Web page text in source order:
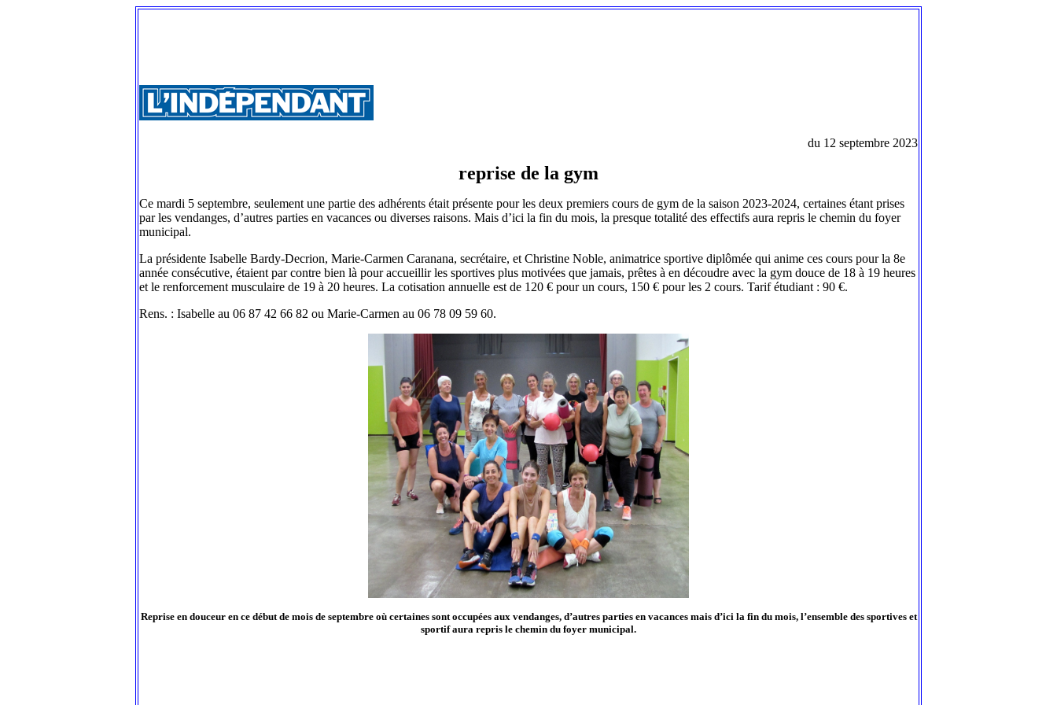
du 12 septembre 2023
reprise de la gym
Ce mardi 5 septembre, seulement une partie des adhérents était présente pour les deux premiers cours de gym de la saison 2023-2024, certaines étant prises
par les vendanges, d’autres parties en vacances ou diverses raisons. Mais d’ici la fin du mois, la presque totalité des effectifs aura repris le chemin du foyer
municipal.
La présidente Isabelle Bardy-Decrion, Marie-Carmen Caranana, secrétaire, et Christine Noble, animatrice sportive diplômée qui anime ces cours pour la 8e
année consécutive, étaient par contre bien là pour accueillir les sportives plus motivées que jamais, prêtes à en découdre avec la gym douce de 18 à 19 heures
et le renforcement musculaire de 19 à 20 heures. La cotisation annuelle est de 120 € pour un cours, 150 € pour les 2 cours. Tarif étudiant : 90 €.
Rens. : Isabelle au 06 87 42 66 82 ou Marie-Carmen au 06 78 09 59 60.
Reprise en douceur en ce début de mois de septembre où certaines sont occupées aux vendanges, d’autres parties en vacances mais d’ici la fin du mois, l’ensemble des sportives et
sportif aura repris le chemin du foyer municipal.